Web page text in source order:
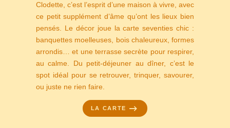
Clodette, c’est l’esprit d’une maison à vivre, avec
ce petit supplément d’âme qu’ont les lieux bien
pensés. Le décor joue la carte seventies chic :
banquettes moelleuses, bois chaleureux, formes
arrondis… et une terrasse secrète pour respirer,
au calme. Du petit-déjeuner au dîner, c’est le
spot idéal pour se retrouver, trinquer, savourer,
ou juste ne rien faire.
LA CARTE